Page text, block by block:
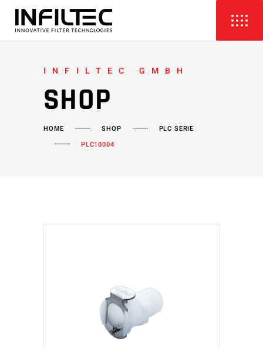
INFILTEC GMBH
SHOP
HOME SHOP
PLC SERIE
PLC10004